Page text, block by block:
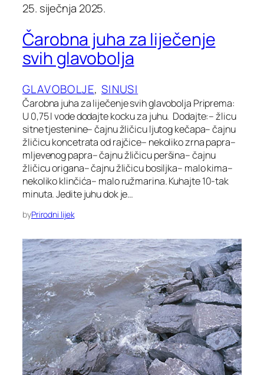
25. siječnja 2025.
Čarobna juha za liječenje
svih glavobolja
GLAVOBOLJE, SINUSI
Čarobna juha za liječenje svih glavobolja Priprema:
U 0,75 l vode dodajte kocku za juhu. Dodajte:– žlicu
sitne tjestenine– čajnu žličicu ljutog kečapa– čajnu
žličicu koncetrata od rajčice– nekoliko zrna papra–
mljevenog papra– čajnu žličicu peršina– čajnu
žličicu origana– čajnu žličicu bosiljka– malo kima–
nekoliko klinčića– malo ružmarina. Kuhajte 10-tak
minuta. Jedite juhu dok je…
byPrirodni lijek